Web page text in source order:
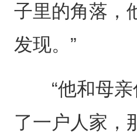
子里的角落，
发现。”
“他和母亲
了一户人家，